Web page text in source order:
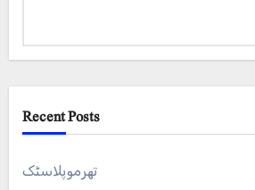
Recent Posts
تھرموپلاسٹک